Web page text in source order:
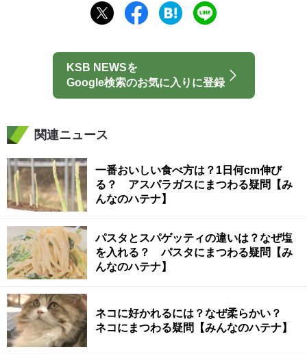
KSB NEWSを
Google検索のお気に入りに登録
関連ニュース
一番おいしい食べ方は？1日何cm伸び
る？ アスパラガスにまつわる疑問【み
んなのハテナ】
パスタとスパゲッティの違いは？なぜ塩
を入れる？ パスタにまつわる疑問【み
んなのハテナ】
ネコに好かれるには？なぜ柔らかい？
ネコにまつわる疑問【みんなのハテナ】